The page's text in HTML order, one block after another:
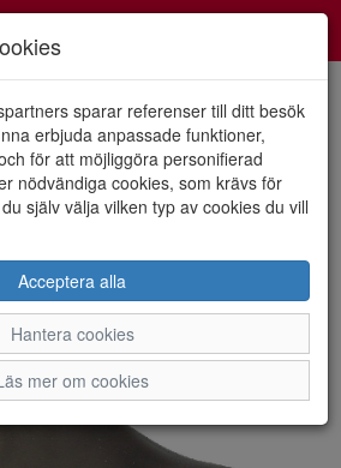
sparar referenser till ditt besök
erbjuda anpassade funktioner,
för att möjliggöra personifierad
nödvändiga cookies, som krävs för
själv välja vilken typ av cookies du vill
Acceptera alla
Hantera cookies
mer om cookies